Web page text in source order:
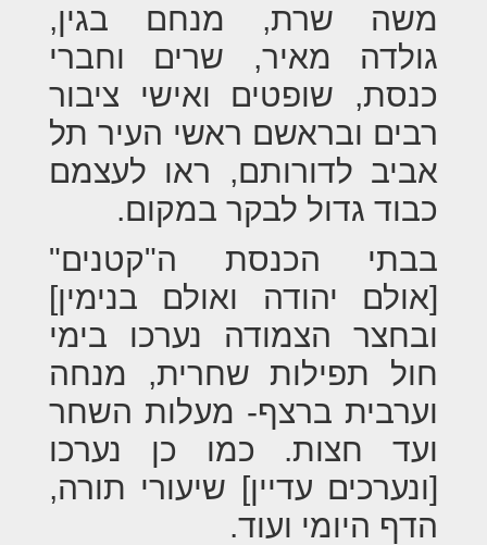
משה שרת, מנחם בגין,
גולדה מאיר, שרים וחברי
כנסת, שופטים ואישי ציבור
רבים ובראשם ראשי העיר תל
אביב לדורותם, ראו לעצמם
כבוד גדול לבקר במקום.
בבתי הכנסת ה"קטנים"
[אולם יהודה ואולם בנימין]
ובחצר הצמודה נערכו בימי
חול תפילות שחרית, מנחה
וערבית ברצף- מעלות השחר
ועד חצות. כמו כן נערכו
[ונערכים עדיין] שיעורי תורה,
הדף היומי ועוד.